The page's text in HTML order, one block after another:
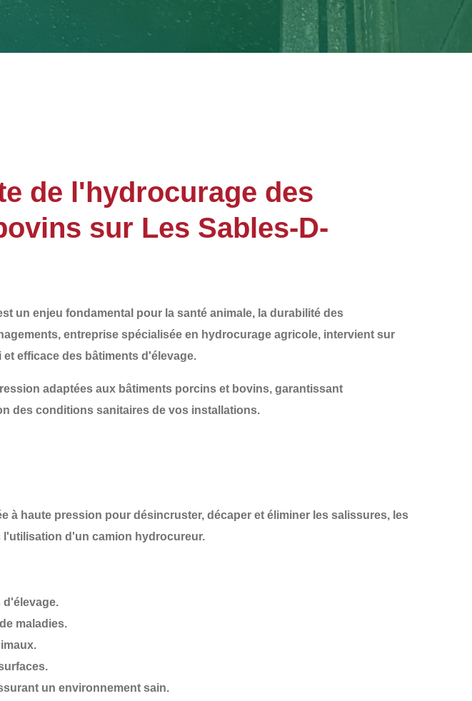
de l'hydrocurage des
sur Les Sables-D-
un enjeu fondamental pour la santé animale, la durabilité des
, entreprise spécialisée en hydrocurage agricole, intervient sur
efficace des bâtiments d'élevage.
adaptées aux bâtiments porcins et bovins, garantissant
des conditions sanitaires de vos installations.
à haute pression pour désincruster, décaper et éliminer les salissures, les
d'un camion hydrocureur.
d'élevage.
maladies.
un environnement sain.